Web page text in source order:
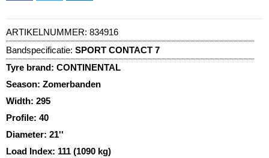
ARTIKELNUMMER: 834916
Bandspecificatie: SPORT CONTACT 7
Tyre brand: CONTINENTAL
Season: Zomerbanden
Width: 295
Profile: 40
Diameter: 21''
Load Index: 111 (1090 kg)